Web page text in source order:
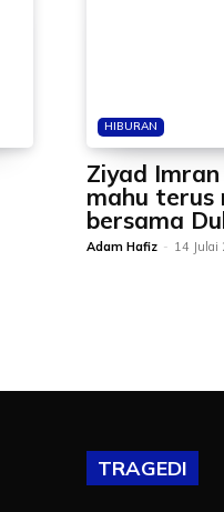
HIBURAN
Ziyad
mahu terus
bersama
Adam Hafiz - 14 Julai
TRAGEDI